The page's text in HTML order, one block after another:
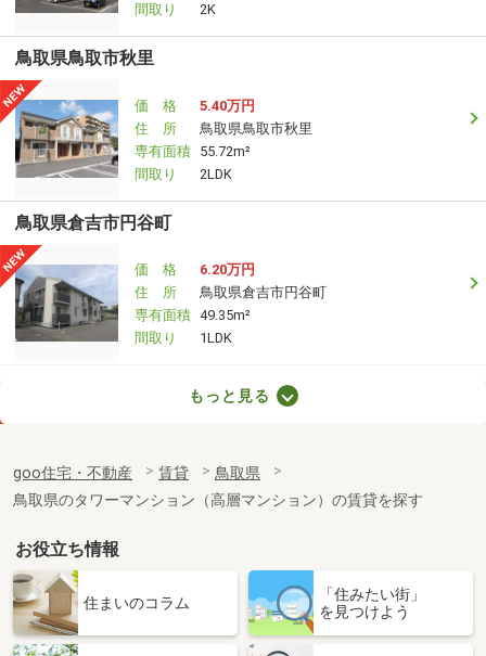
間取り
2K
鳥取県鳥取市秋里
価 格
5.40万円
住 所
鳥取県鳥取市秋里
専有面積 55.72m²
間取り
2LDK
鳥取県倉吉市円谷町
価 格
6.20万円
住 所
鳥取県倉吉市円谷町
専有面積 49.35m²
間取り
1LDK
専有面積
30.42m²
間取り
1K
鳥取県鳥取市安長
価 格
5.20万円
鳥取県鳥取市安長
専有面積 33.39m²
もっと見る
goo住宅・不動産 賃貸
鳥取県
鳥取県のタワーマンション（高層マンション）の賃貸を探す
お役立ち情報
住まいのコラム
「住みたい街」
を見つけよう